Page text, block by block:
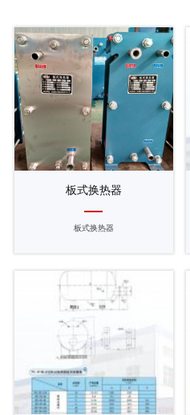
板式换热器
板式换热器